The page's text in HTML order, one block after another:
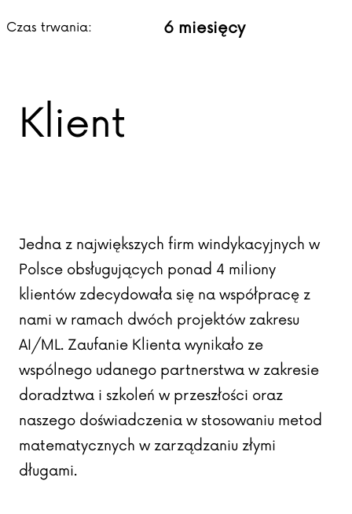
Czas trwania: 6 miesięcy
Klient
Jedna z największych firm windykacyjnych w
Polsce obsługujących ponad 4 miliony
klientów zdecydowała się na współpracę z
nami w ramach dwóch projektów zakresu
AI/ML. Zaufanie Klienta wynikało ze
wspólnego udanego partnerstwa w zakresie
doradztwa i szkoleń w przeszłości oraz
naszego doświadczenia w stosowaniu metod
matematycznych w zarządzaniu złymi
długami.